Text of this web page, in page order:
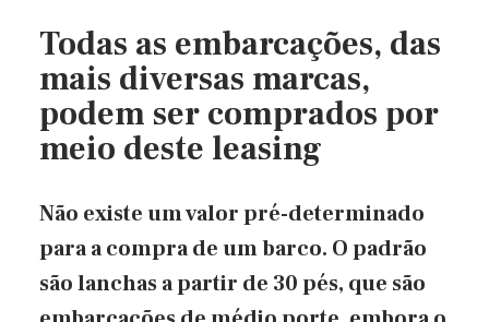
Todas as embarcações, das
mais diversas marcas,
podem ser comprados por
meio deste leasing
Não existe um valor pré-determinado
para a compra de um barco. O padrão
são lanchas a partir de 30 pés, que são